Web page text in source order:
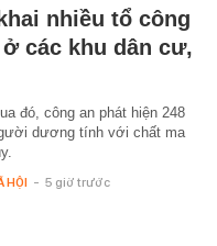
nhiều tổ công
các khu dân cư,
đó, công an phát hiện 248
dương tính với chất ma
HỘI - 5 giờ trước